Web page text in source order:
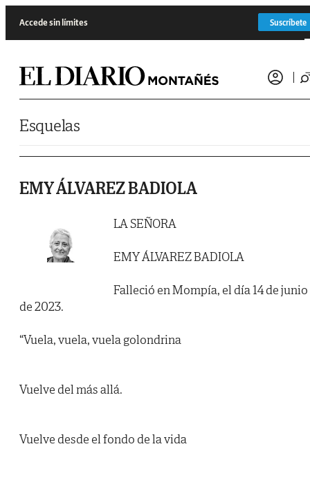
Accede sin límites Suscríbete
Esquelas
EMY ÁLVAREZ BADIOLA
LA SEÑORA
EMY ÁLVAREZ BADIOLA
Falleció en Mompía, el día 14 de junio
de 2023.
“Vuela, vuela, vuela golondrina
Vuelve del más allá.
Vuelve desde el fondo de la vida